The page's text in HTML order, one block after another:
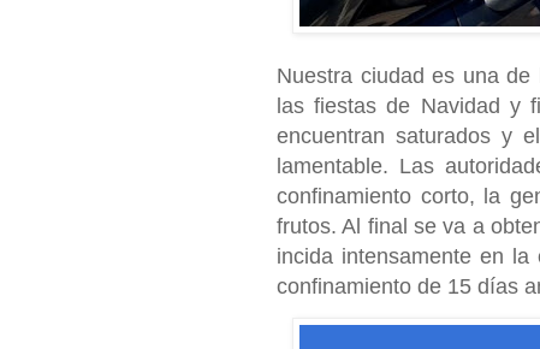
Nuestra ciudad es una
las fiestas de Navidad y
encuentran saturados y
lamentable. Las
confinamiento corto, la
frutos. Al final se va a
incida intensamente en
confinamiento de 15 días